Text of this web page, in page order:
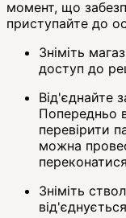
момент, що
приступайте до
Зніміть
доступ до
Від'єднайте
Попередньо
перевірити
можна
Зніміть